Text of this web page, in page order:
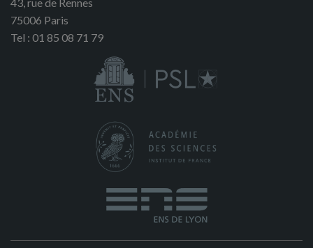
43, rue de Rennes
75006 Paris
Tel : 01 85 08 71 79